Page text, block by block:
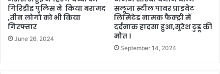
गिरिडीह पुलिस ने किया बरामद
,तीन लोगो को भी किया
गिरफ्तार
June 26, 2024
सलूजा स्टील पावर प्राइवेट
लिमिटेड नामक फैक्ट्री में
दर्दनाक हादसा हुआ,सुरेश टुडू की
मौत ।
September 14, 2024